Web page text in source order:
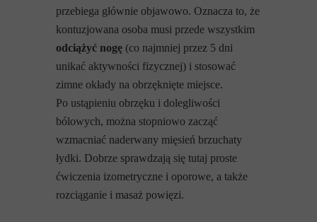
przebiega głównie objawowo. Oznacza to, że
kontuzjowana osoba musi przede wszystkim
odciążyć nogę (co najmniej przez 5 dni
unikać aktywności fizycznej) i stosować
zimne okłady na obrzęknięte miejsce.
Po ustąpieniu obrzęku i dolegliwości
bólowych, można stopniowo zacząć
wzmacniać naderwany mięsień brzuchaty
łydki. Dobrze sprawdzają się tutaj proste
ćwiczenia izometryczne i oporowe, a także
rozciąganie i masaż powięzi.